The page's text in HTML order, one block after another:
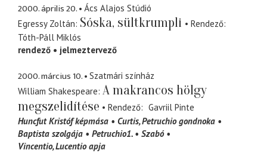
2000. április 20.
Ács Alajos Stúdió
Egressy Zoltán Sóska, sültkrumpli
Rendező
Tóth-Páll Miklós
rendező
jelmeztervező
2000. március 10.
Szatmári színház
William Shakespeare A makrancos hölgy
megszelidítése
Rendező
Gavriil Pinte
Huncfut Kristóf képmása
Curtis Petruchio gondnoka
Baptista szolgája
Petruchio1.
Szabó
Vincentio Lucentio apja